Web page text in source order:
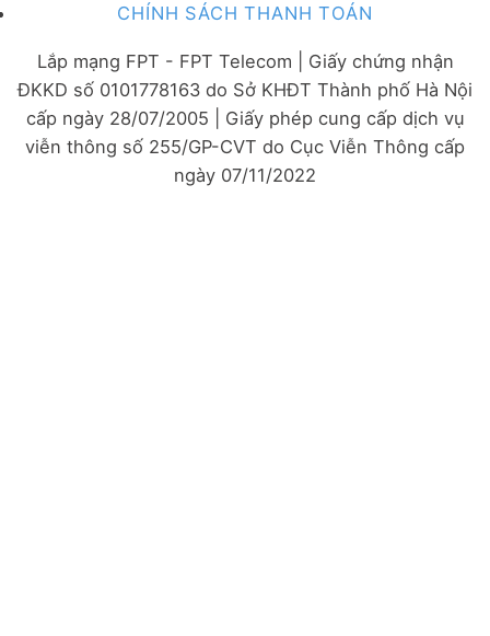
CHÍNH SÁCH THANH TOÁN
Lắp mạng FPT - FPT Telecom | Giấy chứng nhận
ĐKKD số 0101778163 do Sở KHĐT Thành phố Hà Nội
cấp ngày 28/07/2005 | Giấy phép cung cấp dịch vụ
viễn thông số 255/GP-CVT do Cục Viễn Thông cấp
ngày 07/11/2022